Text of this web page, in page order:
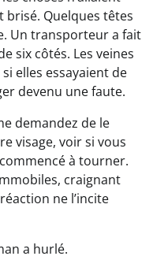
brisé. Quelques têtes
Un transporteur a fait
six côtés. Les veines
elles essayaient de
devenu une faute.
demandez de le
visage, voir si vous
à tourner.
craignant
ne l’incite
a hurlé.